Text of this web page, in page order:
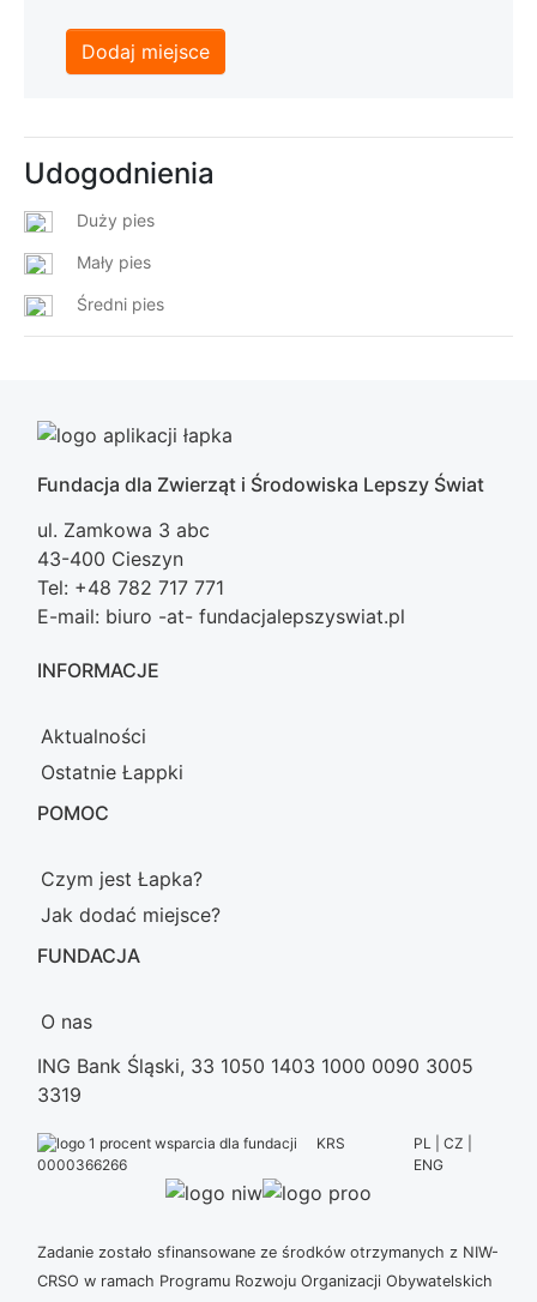
Dodaj miejsce
Udogodnienia
Duży pies
Mały pies
Średni pies
Fundacja dla Zwierząt i Środowiska Lepszy Świat
ul. Zamkowa 3 abc
43-400 Cieszyn
Tel: +48 782 717 771
E-mail: biuro -at- fundacjalepszyswiat.pl
INFORMACJE
Aktualności
Ostatnie Łappki
POMOC
Czym jest Łapka?
Jak dodać miejsce?
FUNDACJA
O nas
ING Bank Śląski, 33 1050 1403 1000 0090 3005
3319
KRS
0000366266
PL | CZ |
ENG
Zadanie zostało sfinansowane ze środków otrzymanych z NIW-
CRSO w ramach Programu Rozwoju Organizacji Obywatelskich